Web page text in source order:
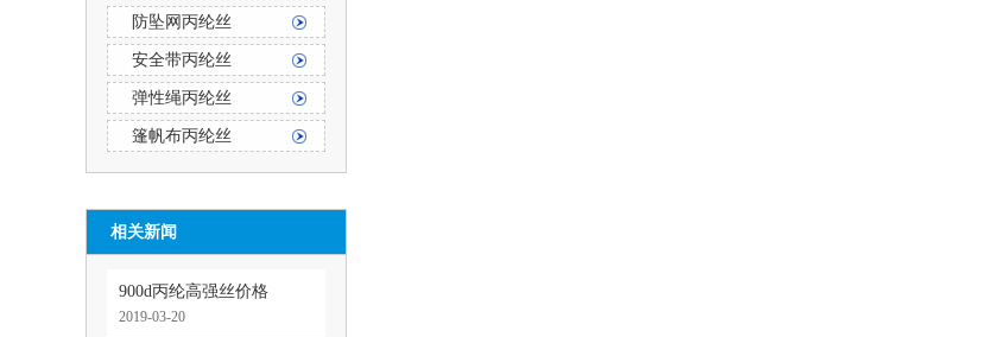
防坠网丙纶丝
安全带丙纶丝
弹性绳丙纶丝
篷帆布丙纶丝
相关新闻
900d丙纶高强丝价格
2019-03-20